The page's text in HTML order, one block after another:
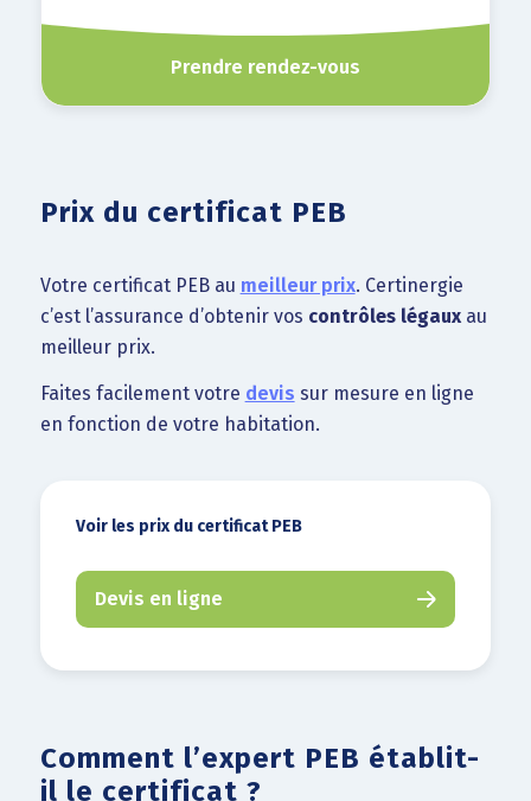
Prendre rendez-vous
Prix du certificat PEB
Votre certificat PEB au meilleur prix. Certinergie
c’est l’assurance d’obtenir vos contrôles légauxau
meilleur prix.
Faites facilement votre devis sur mesure en ligne
en fonction de votre habitation.
Voir les prix du certificat PEB
Devis en ligne
Comment l’expert PEB établit-
il le certificat ?